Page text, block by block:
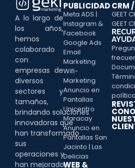
A lo largo de
los años,
hemos
colaborado
con
empresas de
diversos
sectores y
tamaños,
brindando soluciones
innovadoras que
han transformado
sus
operaciones y
han mejorado
PUBLICIDAD
Meta ADS |
Instagram &
Facebook
Google Ads
Email
Marketing
Wifi-
Marketing
Anuncio en
Pantallas
Unicentro
Maracay
Anuncio en
Pantallas San
Jacinto | Las
Delicias
WEB &
CRM
GEET
GEET